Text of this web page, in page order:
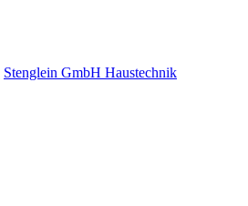
Stenglein GmbH Haustechnik